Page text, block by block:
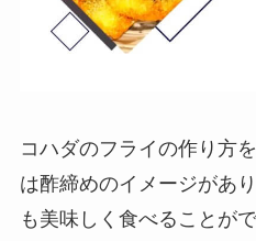
コハダのフライの作り方
は酢締めのイメージがあ
も美味しく食べることが